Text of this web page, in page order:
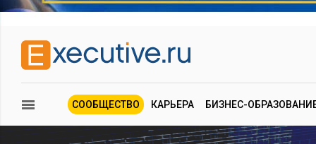
СООБЩЕСТВО КАРЬЕРА БИЗНЕС-